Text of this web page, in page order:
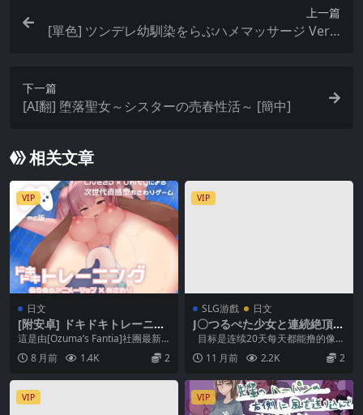
上一篇
[單色] ツンデレ幼馴染をらぶハメマッサージ Ver1.
下一篇
[AI翻] 堕落聖女～シスターの売春性活～ [簡中]
相关文章
VIP
日文
[附安卓] ドキドキトレーニン
グ
這是由[Ozuma’s Fantia]社團最新
發布的互動SLG游戲。...
8 月前 1.4K 2
VIP
SLG游戲 日文
J〇つるぺた少女と連続絶頂開
発日記 (ver1.01)
目标是连续20天每天都能撸的像素
少女摸摸开发游戏 【重要】请务必
先...11 月前 2.2K 2
VIP VIP